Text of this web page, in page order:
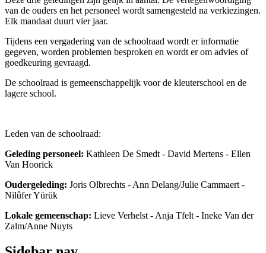
van de ouders en het personeel wordt samengesteld na verkiezingen.
Elk mandaat duurt vier jaar.
Tijdens een vergadering van de schoolraad wordt er informatie
gegeven, worden problemen besproken en wordt er om advies of
goedkeuring gevraagd.
De schoolraad is gemeenschappelijk voor de kleuterschool en de
lagere school.
Leden van de schoolraad:
Geleding personeel: Kathleen De Smedt - David Mertens - Ellen
Van Hoorick
Oudergeleding: Joris Olbrechts - Ann Delang/Julie Cammaert -
Nilûfer Yürük
Lokale gemeenschap: Lieve Verhelst - Anja Tfelt - Ineke Van der
Zalm/Anne Nuyts